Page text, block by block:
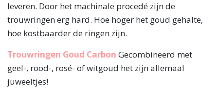
leveren. Door het machinale procedé zijn de
trouwringen erg hard. Hoe hoger het goud gehalte,
hoe kostbaarder de ringen zijn.
Trouwringen Goud Carbon Gecombineerd met
geel-, rood-, rosé- of witgoud het zijn allemaal
juweeltjes!